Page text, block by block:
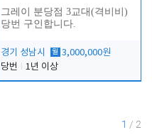
그레이 분당점 3교대(격비비)
당번 구인합니다.
경기 성남시 월 3,000,000원
당번
1년 이상
1 / 2